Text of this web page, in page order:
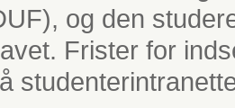
og den
Frister for